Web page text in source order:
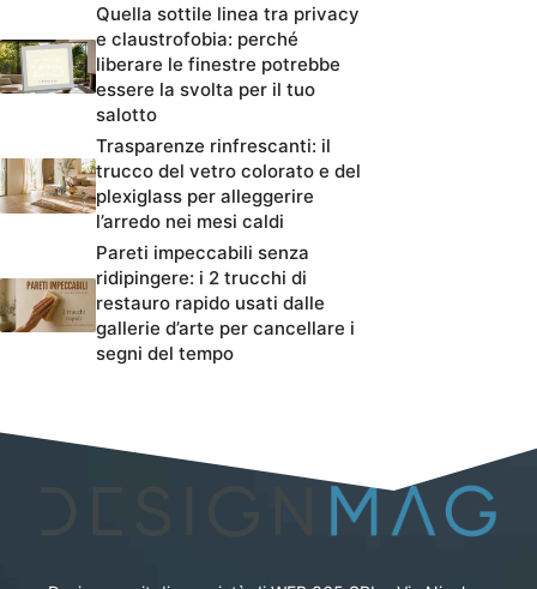
Quella sottile linea tra privacy
e claustrofobia: perché
liberare le finestre potrebbe
essere la svolta per il tuo
salotto
Trasparenze rinfrescanti: il
trucco del vetro colorato e del
plexiglass per alleggerire
l’arredo nei mesi caldi
Pareti impeccabili senza
ridipingere: i 2 trucchi di
restauro rapido usati dalle
gallerie d’arte per cancellare i
segni del tempo